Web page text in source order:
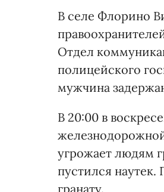
В селе Флорино
Отдел
полицейского
мужчина
В 20:00 в
угрожает людям
пустился
гранату.